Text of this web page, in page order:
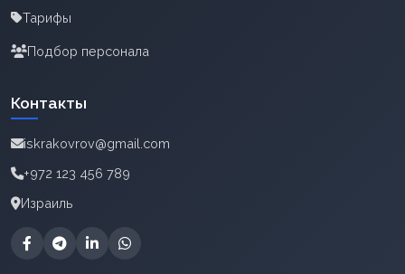
Тарифы
Подбор персонала
Контакты
iskrakovrov@gmail.com
+972 123 456 789
Израиль